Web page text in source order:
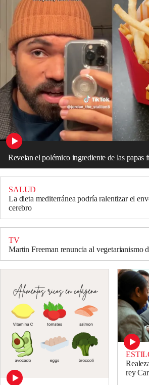
Revelan el polémico ingrediente de las papas
SALUD
La dieta mediterránea podría ralentizar el
cerebro
TV
Martin Freeman renuncia al vegetarianismo
rey